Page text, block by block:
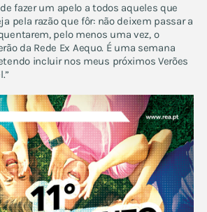
fazer um apelo a todos aqueles que
pela razão que fôr: não deixem passar a
pelo menos uma vez, o
da Rede Ex Aequo. É uma semana
incluir nos meus próximos Verões